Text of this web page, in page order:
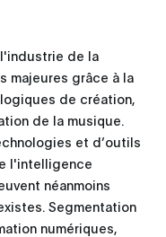
de la
majeures grâce à la
de création,
de la musique.
et d’outils
l'intelligence
néanmoins
Segmentation
numériques,